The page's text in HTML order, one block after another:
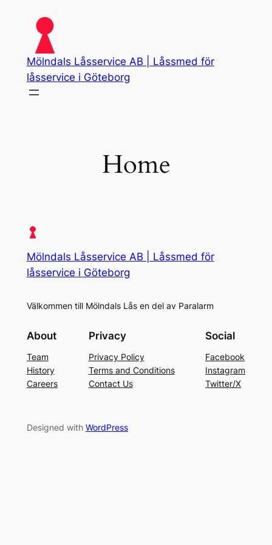
content
Mölndals Låsservice AB | Låssmed för
låsservice i Göteborg
Home
Mölndals Låsservice AB | Låssmed för
låsservice i Göteborg
Välkommen till Mölndals Lås en del av Paralarm
About
Team
History
Careers
Privacy
Privacy Policy
Terms and Conditions
Contact Us
Social
Facebook
Instagram
Twitter/X
Designed with WordPress